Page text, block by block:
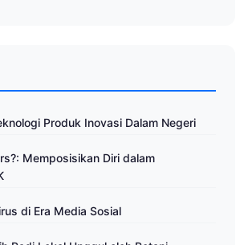
Produk Inovasi Dalam Negeri
Memposisikan Diri dalam
di Era Media Sosial